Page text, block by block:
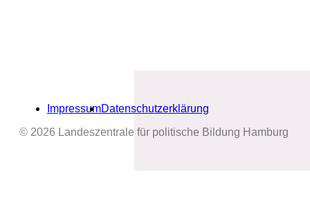
ImpressumDatenschutzerklärung
© 2026 Landeszentrale für politische Bildung Hamburg